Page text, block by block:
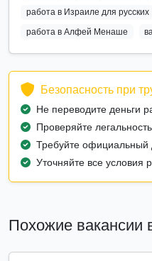
работа в Израиле для русских
работа в Алфей Менаше
Безопасность при
Не переводите деньги
Проверяйте
Требуйте официальный
Уточняйте все условия
Похожие вакансии